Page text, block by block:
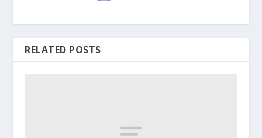
RELATED POSTS